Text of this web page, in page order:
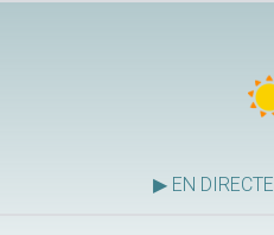
▶ EN DIRECTE